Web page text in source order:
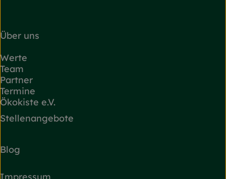
Über uns
Werte
Team
Partner
Termine
Ökokiste e.V.
Stellenangebote
Blog